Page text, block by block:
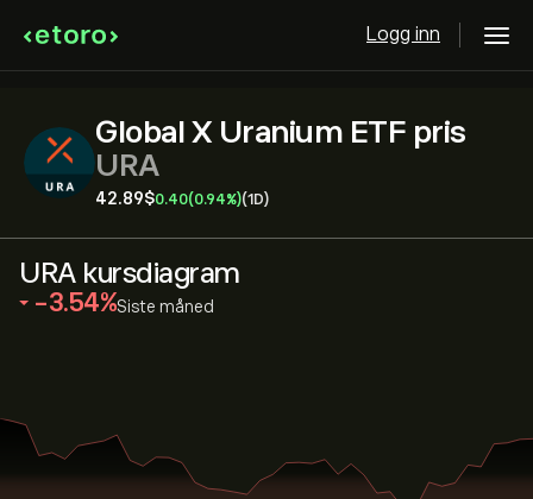
Logg inn
Global X Uranium ETF pris
URA
42.89‎$‎0.40(0.94%)(1D)
URA kursdiagram
‎-3.54‎ Siste måned